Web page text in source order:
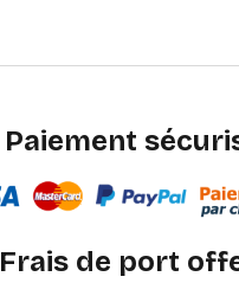
Paiement
Frais de port